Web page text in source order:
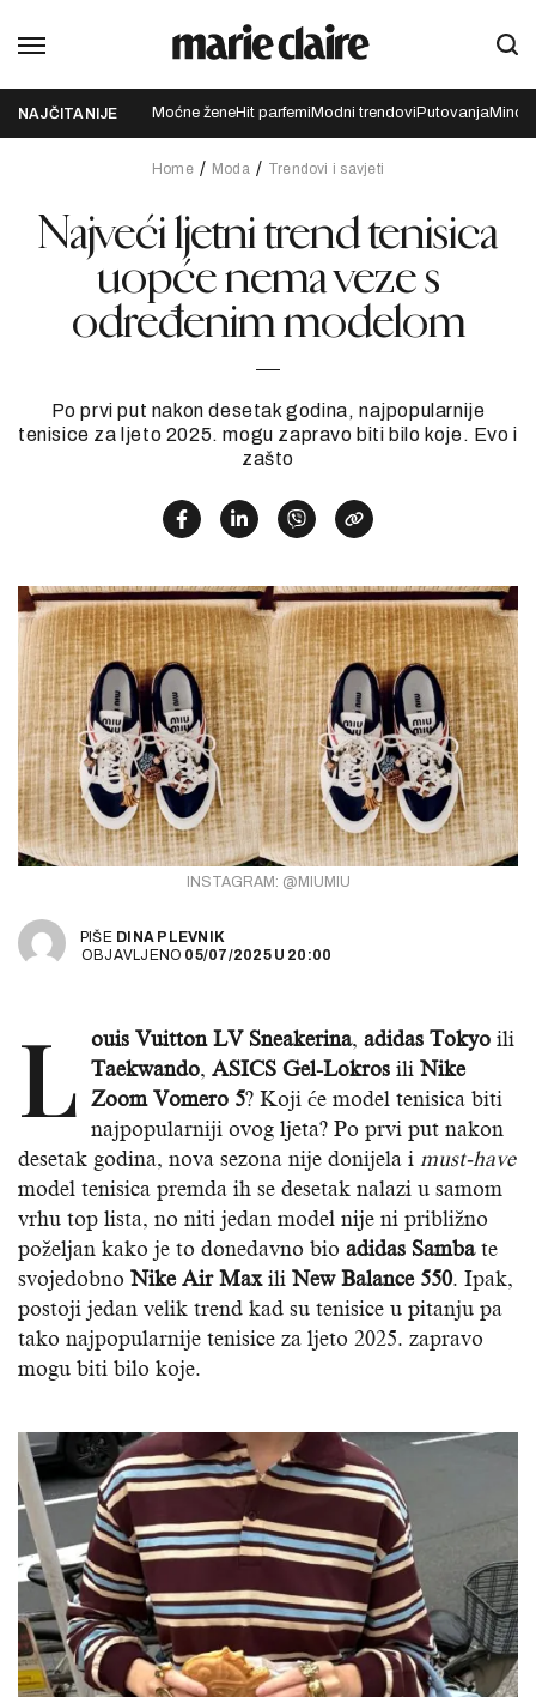
NAJČITANIJE Moćne ženeHit parfemi Modni trendovi Putovanja
Home Moda Trendovi i savjeti
Najveći ljetni trend tenisica
uopće nema veze s
određenim modelom
Po prvi put nakon desetak godina, najpopularnije
tenisice za ljeto 2025. mogu zapravo biti bilo koje. Evo i
zašto
INSTAGRAM: @MIUMIU
PIŠE DINA PLEVNIK
OBJAVLJENO 05/07/2025 U 20:00
L ouis Vuitton LV Sneakerina, adidas Tokyo ili
Taekwando, ASICS Gel-Lokros ili Nike
Zoom Vomero 5? Koji će model tenisica biti
najpopularniji ovog ljeta? Po prvi put nakon
desetak godina, nova sezona nije donijela i must-have
model tenisica premda ih se desetak nalazi u samom
vrhu top lista, no niti jedan model nije ni približno
poželjan kako je to donedavno bio adidas Sambate
svojedobno Nike Air Maxili New Balance 550. Ipak,
postoji jedan velik trend kad su tenisice u pitanju pa
tako najpopularnije tenisice za ljeto 2025. zapravo
mogu biti bilo koje.